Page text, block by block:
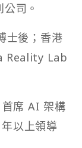
司。
士後；香港
Reality Lab
席 AI 架構
以上領導